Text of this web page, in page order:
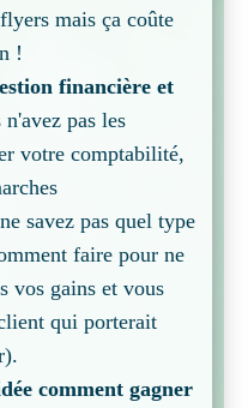
mais ça coûte
!
financière et
n'avez pas les
votre comptabilité,
savez pas quel type
faire pour ne
vos gains et vous
qui porterait
comment gagner